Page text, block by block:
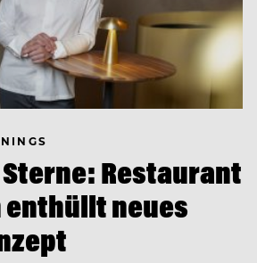
Sterne: Restaurant
neues